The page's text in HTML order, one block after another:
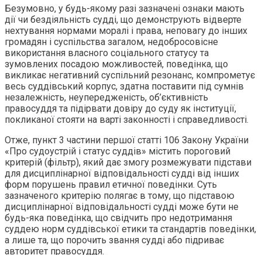
Безумовно, у будь-якому разі зазначені ознаки мають
дії чи бездіяльність судді, що демонструють відверте
нехтування нормами моралі і права, неповагу до інших
громадян і суспільства загалом, недобросовісне
використання власного соціального статусу та
зумовлених посадою можливостей, поведінка, що
викликає негативний суспільний резонанс, компрометує
весь суддівський корпус, здатна поставити під сумнів
незалежність, неупередженість, об’єктивність
правосуддя та підірвати довіру до суду як інституції,
покликаної стояти на варті законності і справедливості.
Отже, пункт 3 частини першої статті 106 Закону України
«Про судоустрій і статус суддів» містить пороговий
критерій (фільтр), який дає змогу розмежувати підстави
для дисциплінарної відповідальності судді від інших
форм порушень правил етичної поведінки. Суть
зазначеного критерію полягає в тому, що підставою
дисциплінарної відповідальності судді може бути не
будь-яка поведінка, що свідчить про недотримання
суддею норм суддівської етики та стандартів поведінки,
а лише та, що порочить звання судді або підриває
авторитет правосуддя.